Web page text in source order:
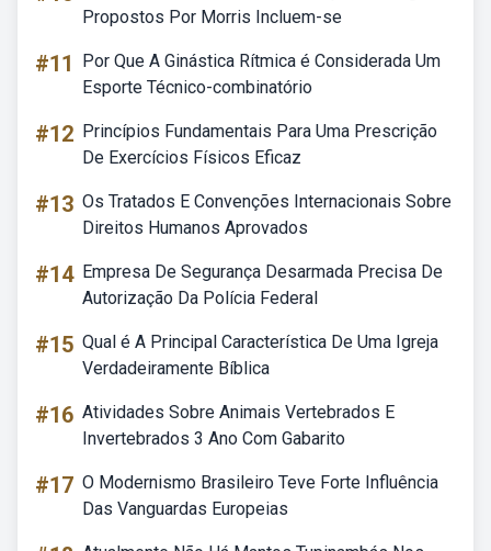
Propostos Por Morris Incluem-se
#11
Por Que A Ginástica Rítmica é Considerada Um
Esporte Técnico-combinatório
#12 Princípios Fundamentais Para Uma Prescrição
De Exercícios Físicos Eficaz
#13 Os Tratados E Convenções Internacionais Sobre
Direitos Humanos Aprovados
#14 Empresa De Segurança Desarmada Precisa De
Autorização Da Polícia Federal
#15 Qual é A Principal Característica De Uma Igreja
Verdadeiramente Bíblica
#16 Atividades Sobre Animais Vertebrados E
Invertebrados 3 Ano Com Gabarito
#17 O Modernismo Brasileiro Teve Forte Influência
Das Vanguardas Europeias